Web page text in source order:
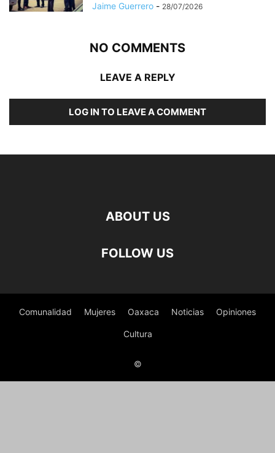
Jaime Guerrero - 28/07/2026
NO COMMENTS
LEAVE A REPLY
LOG IN TO LEAVE A COMMENT
ABOUT US
FOLLOW US
Comunalidad Mujeres Oaxaca Noticias Opiniones
Cultura
©